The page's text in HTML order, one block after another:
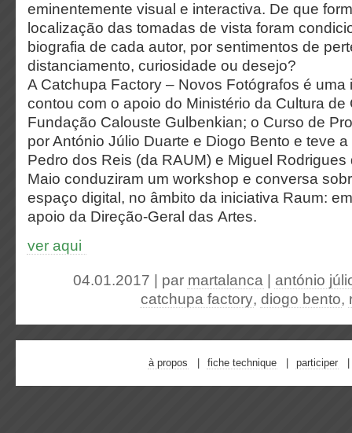
eminentemente visual e interactiva. De que
localização das tomadas de vista foram
biografia de cada autor, por sentimentos de
distanciamento, curiosidade ou desejo?
A Catchupa Factory – Novos Fotógrafos é uma
contou com o apoio do Ministério da Cultura de
Fundação Calouste Gulbenkian; o Curso de
por António Júlio Duarte e Diogo Bento e teve
Pedro dos Reis (da RAUM) e Miguel
Maio conduziram um workshop e conversa
espaço digital, no âmbito da iniciativa Raum:
apoio da Direção-Geral das Artes.
ver aqui
04.01.2017 | par martalanca
antónio
catchupa factory, diogo bento,
à propos fiche technique participer